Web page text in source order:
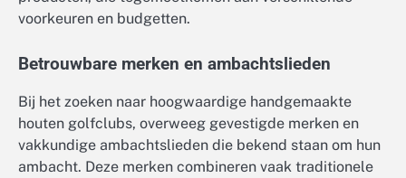
voorkeuren en budgetten.
Betrouwbare merken en ambachtslieden
Bij het zoeken naar hoogwaardige handgemaakte
houten golfclubs, overweeg gevestigde merken en
vakkundige ambachtslieden die bekend staan om hun
ambacht. Deze merken combineren vaak traditionele